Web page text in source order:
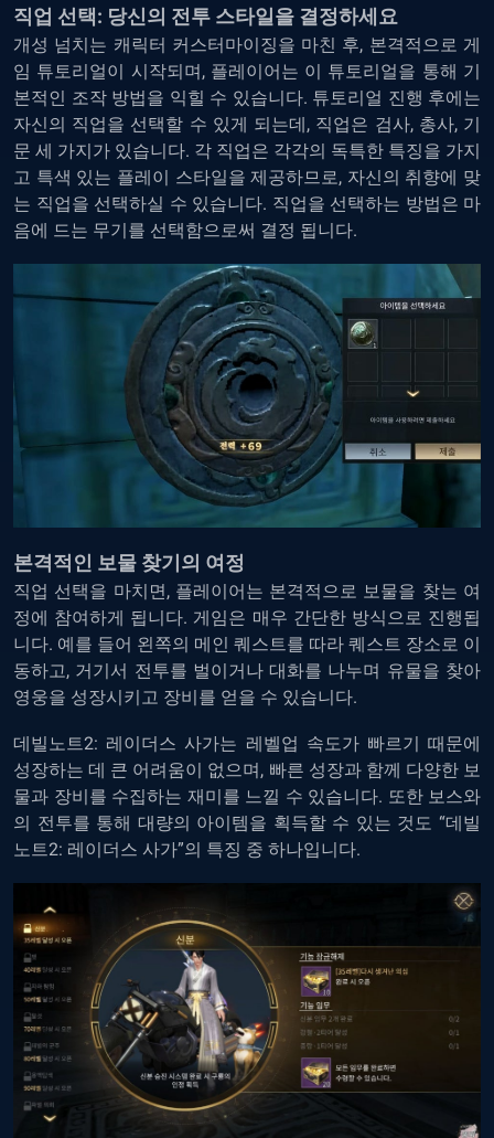
직업 선택: 당신의 전투 스타일을 결정하세요
개성 넘치는 캐릭터 커스터마이징을 마친 후, 본격적으로 게
임 튜토리얼이 시작되며, 플레이어는 이 튜토리얼을 통해 기
본적인 조작 방법을 익힐 수 있습니다. 튜토리얼 진행 후에는
자신의 직업을 선택할 수 있게 되는데, 직업은 검사, 총사, 기
문 세 가지가 있습니다. 각 직업은 각각의 독특한 특징을 가지
고 특색 있는 플레이 스타일을 제공하므로, 자신의 취향에 맞
는 직업을 선택하실 수 있습니다. 직업을 선택하는 방법은 마
음에 드는 무기를 선택함으로써 결정 됩니다.
본격적인 보물 찾기의 여정
직업 선택을 마치면, 플레이어는 본격적으로 보물을 찾는 여
정에 참여하게 됩니다. 게임은 매우 간단한 방식으로 진행됩
니다. 예를 들어 왼쪽의 메인 퀘스트를 따라 퀘스트 장소로 이
동하고, 거기서 전투를 벌이거나 대화를 나누며 유물을 찾아
영웅을 성장시키고 장비를 얻을 수 있습니다.
데빌노트2: 레이더스 사가는 레벨업 속도가 빠르기 때문에
성장하는 데 큰 어려움이 없으며, 빠른 성장과 함께 다양한 보
물과 장비를 수집하는 재미를 느낄 수 있습니다. 또한 보스와
의 전투를 통해 대량의 아이템을 획득할 수 있는 것도 “데빌
노트2: 레이더스 사가”의 특징 중 하나입니다.